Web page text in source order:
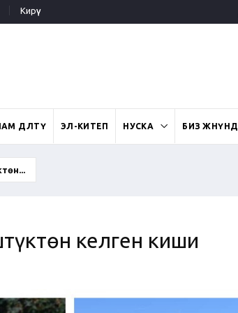
Кирүү
ДӨӨЛӨТҮ ЭЛ-КИТЕП НУСКА БИЗ ЖӨНҮНДӨ
келген киши